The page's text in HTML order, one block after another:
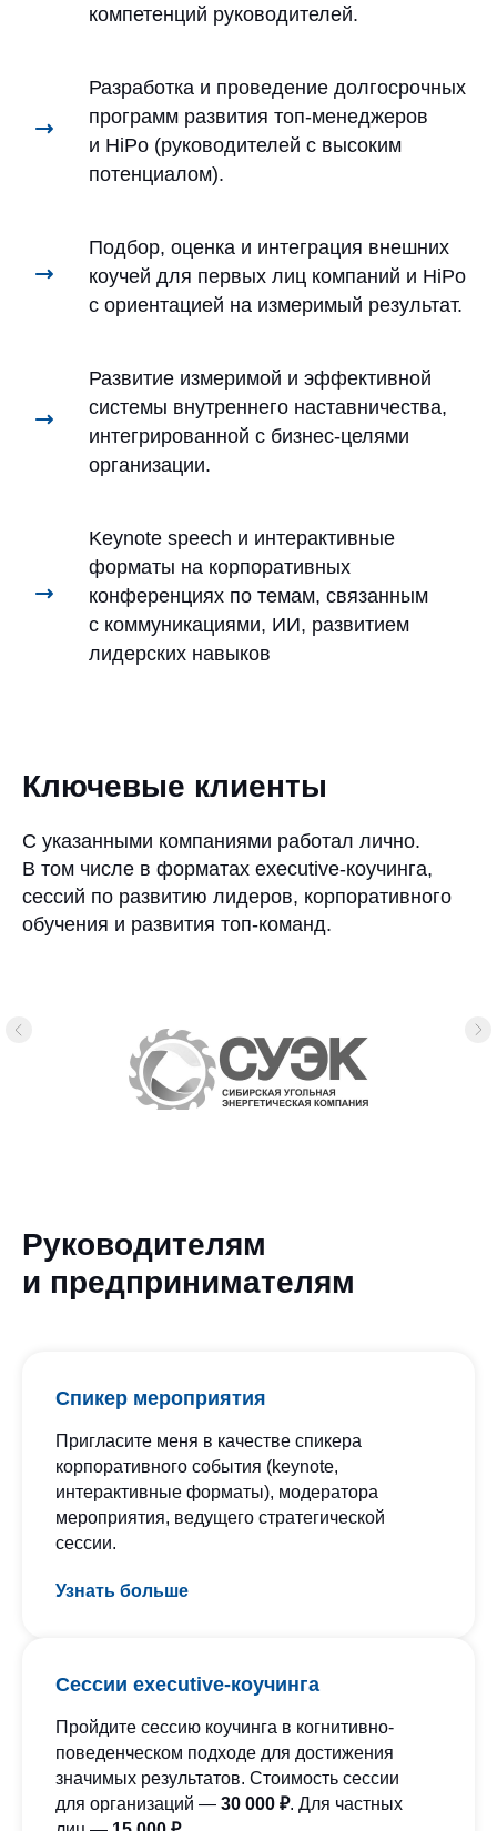
компетенций руководителей.
Разработка и проведение долгосрочных
программ развития топ-менеджеров
и HiPo (руководителей с высоким
потенциалом).
Подбор, оценка и интеграция внешних
коучей для первых лиц компаний и HiPo
с ориентацией на измеримый результат.
Развитие измеримой и эффективной
системы внутреннего наставничества,
интегрированной с бизнес-целями
организации.
Keynote speech и интерактивные
форматы на корпоративных
конференциях по темам, связанным
с коммуникациями, ИИ, развитием
лидерских навыков
Ключевые клиенты
С указанными компаниями работал лично.
В том числе в форматах executive-коучинга,
сессий по развитию лидеров, корпоративного
обучения и развития топ-команд.
Руководителям
и предпринимателям
Спикер мероприятия
Пригласите меня в качестве спикера
корпоративного события (keynote,
интерактивные форматы), модератора
мероприятия, ведущего стратегической
сессии.
Узнать больше
Cессии executive-коучинга
Пройдите сессию коучинга в когнитивно-
поведенческом подходе для достижения
значимых результатов. Стоимость сессии
для организаций — 30 000 ₽. Для частных